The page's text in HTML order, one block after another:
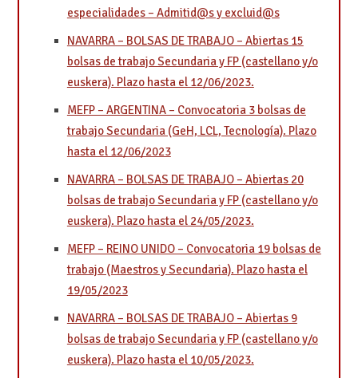
especialidades – Admitid@s y excluid@s
NAVARRA – BOLSAS DE TRABAJO – Abiertas 15
bolsas de trabajo Secundaria y FP (castellano y/o
euskera). Plazo hasta el 12/06/2023.
MEFP – ARGENTINA – Convocatoria 3 bolsas de
trabajo Secundaria (GeH, LCL, Tecnología). Plazo
hasta el 12/06/2023
NAVARRA – BOLSAS DE TRABAJO – Abiertas 20
bolsas de trabajo Secundaria y FP (castellano y/o
euskera). Plazo hasta el 24/05/2023.
MEFP – REINO UNIDO – Convocatoria 19 bolsas de
trabajo (Maestros y Secundaria). Plazo hasta el
19/05/2023
NAVARRA – BOLSAS DE TRABAJO – Abiertas 9
bolsas de trabajo Secundaria y FP (castellano y/o
euskera). Plazo hasta el 10/05/2023.